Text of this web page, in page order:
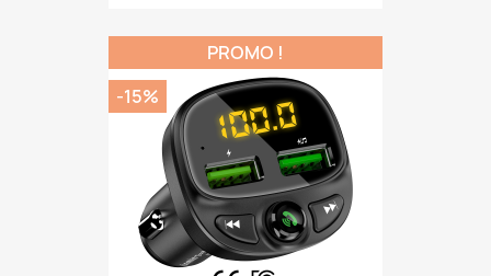
PROMO !
-15%